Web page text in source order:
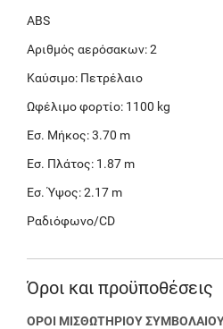
ABS
Αριθμός αερόσακων: 2
Καύσιμο: Πετρέλαιο
Ωφέλιμο φορτίο: 1100 kg
Εσ. Μήκος: 3.70 m
Εσ. Πλάτος: 1.87 m
Εσ. Ύψος: 2.17 m
Ραδιόφωνο/CD
Όροι και προϋποθέσεις
ΟΡΟΙ ΜΙΣΘΩΤΗΡΙΟΥ